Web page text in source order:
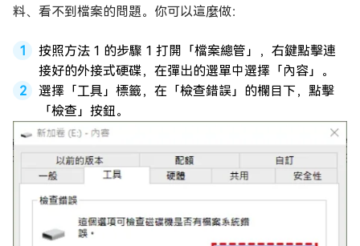
料、看不到檔案的問題。你可以這麼做：
按照方法 1 的步驟 1 打開「檔案總管」，右鍵點擊連
接好的外接式硬碟，在彈出的選單中選擇「內容」。
選擇「工具」標籤，在「檢查錯誤」的欄目下，點擊
「檢查」按鈕。